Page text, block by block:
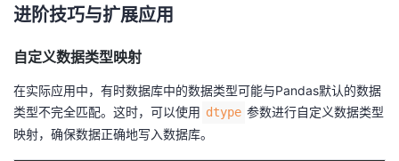
进阶技巧与扩展应用
自定义数据类型映射
在实际应用中，有时数据库中的数据类型可能与Pandas默认的数据
类型不完全匹配。这时，可以使用 dtype 参数进行自定义数据类型
映射，确保数据正确地写入数据库。